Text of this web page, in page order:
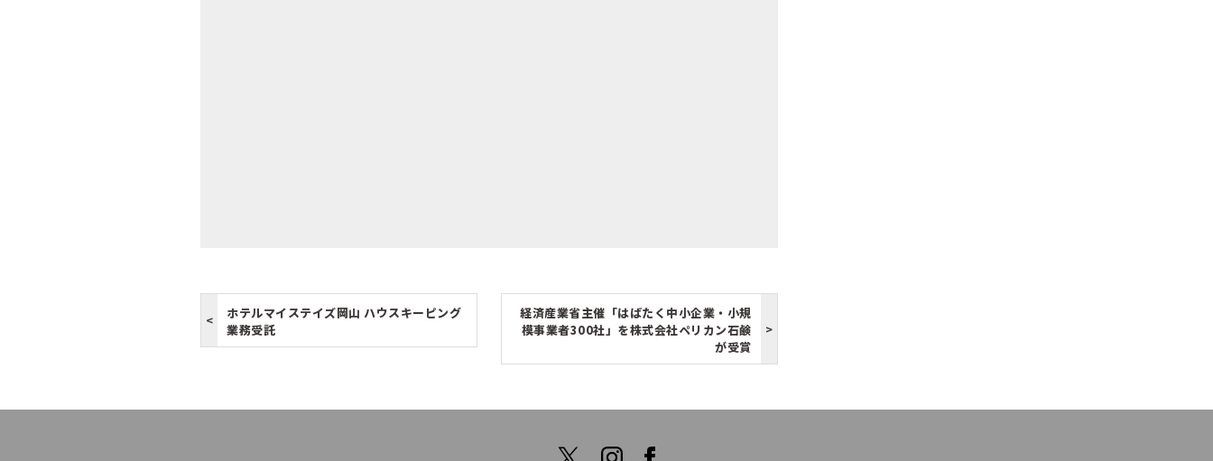
ホテルマイステイズ岡山 ハウスキーピング
業務受託
経済産業省主催「はばたく中小企業・小規
模事業者300社」を株式会社ペリカン石鹸
が受賞